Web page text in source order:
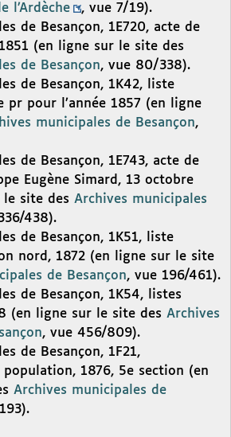
l’Ardèche
, vue 7/19).
de Besançon, 1E720, acte de
(en ligne sur le site des
de Besançon, vue 80/338).
de Besançon, 1K42, liste
pr pour l’année 1857 (en ligne
municipales de Besançon,
de Besançon, 1E743, acte de
Eugène Simard, 13 octobre
site des Archives municipales
438).
de Besançon, 1K51, liste
nord, 1872 (en ligne sur le site
de Besançon, vue 196/461).
de Besançon, 1K54, listes
(en ligne sur le site des Archives
, vue 456/809).
de Besançon, 1F21,
population, 1876, 5e section (en
Archives municipales de